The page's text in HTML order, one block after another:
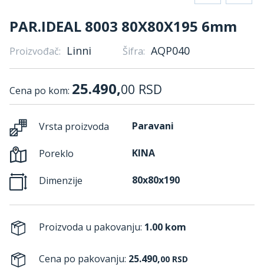
PAR.IDEAL 8003 80X80X195 6mm
Proizvođač: Linni Šifra: AQP040
Cena po kom: 25.490,00 RSD
Vrsta proizvoda Paravani
Poreklo KINA
Dimenzije 80x80x190
Proizvoda u pakovanju: 1.00 kom
Cena po pakovanju: 25.490,00 RSD